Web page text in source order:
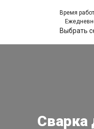
Время
Выбрать
Сварка